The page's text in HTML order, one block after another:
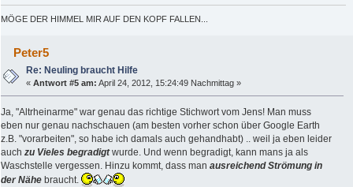
MÖGE DER HIMMEL MIR AUF DEN KOPF FALLEN...
Peter5
Re: Neuling braucht Hilfe
«Antwort #5 am: April 24, 2012, 15:24:49 Nachmittag »
Ja, "Altrheinarme" war genau das richtige Stichwort vom Jens! Man muss
eben nur genau nachschauen (am besten vorher schon über Google Earth
z.B. "vorarbeiten", so habe ich damals auch gehandhabt) .. weil ja eben leider
auch zu Vieles begradigtwurde. Und wenn begradigt, kann mans ja als
Waschstelle vergessen. Hinzu kommt, dass man ausreichend Strömung in
der Nähe braucht.